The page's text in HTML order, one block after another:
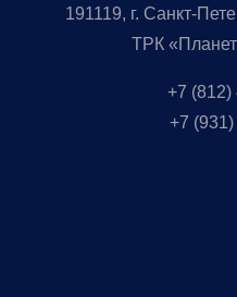
191119, г. Санкт-
ТРК
+7 (812)
+7